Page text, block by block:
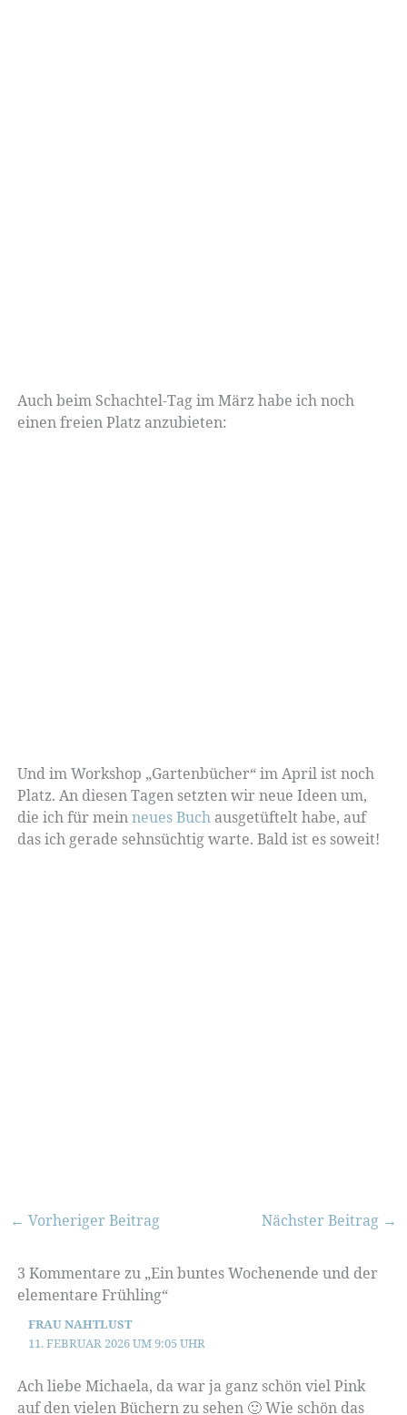
Auch beim Schachtel-Tag im März habe ich noch
einen freien Platz anzubieten:
Und im Workshop „Gartenbücher“ im April ist noch
Platz. An diesen Tagen setzten wir neue Ideen um,
die ich für meinneues Buch ausgetüftelt habe, auf
das ich gerade sehnsüchtig warte. Bald ist es soweit!
← Vorheriger Beitrag Nächster Beitrag →
3 Kommentare zu „Ein buntes Wochenende und der
elementare Frühling“
FRAU NAHTLUST
11. FEBRUAR 2026 UM 9:05 UHR
Ach liebe Michaela, da war ja ganz schön viel Pink
auf den vielen Büchern zu sehen 🙂 Wie schön das